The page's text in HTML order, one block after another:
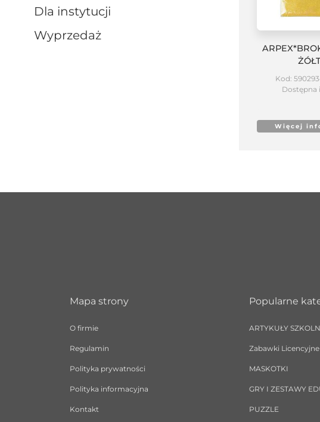
dla instytucji
wyprzedaż
Kod:
Dostępna
Więcej
Mapa strony
O firmie
Regulamin
Polityka prywatności
Polityka informacyjna
Kontakt
Popularne
ARTYKUŁY
Zabawki Licencyjne
MASKOTKI
GRY I ZESTAWY
PUZZLE